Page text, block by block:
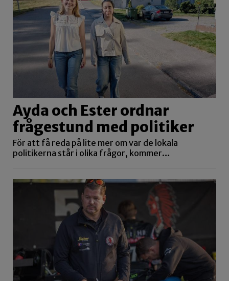
Ayda och Ester ordnar
frågestund med politiker
För att få reda på lite mer om var de lokala
politikerna står i olika frågor, kommer…